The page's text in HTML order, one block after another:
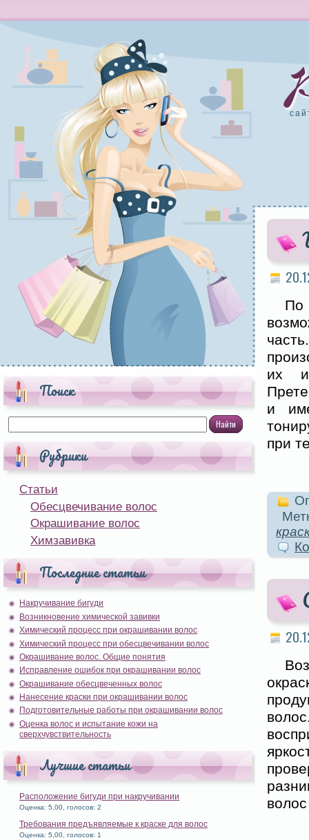
Поиск
Рубрики
Статьи
Обесцвечивание волос
Окрашивание волос
Химзавивка
Последние статьи
Накручивание бигуди
Возникновение химической завивки
Химический процесс при окрашивании волос
Химический процесс при обесцвечивании волос
Окрашивание волос. Общие понятия
Исправление ошибок при окрашивании волос
Окрашивание обесцвеченных волос
Нанесение краски при окрашивании волос
Подготовительные работы при окрашивании волос
Оценка волос и испытание кожи на
сверхчувствительность
Лучшие статьи
Расположение бигуди при накручивании
Оценка: 5,00, голосов: 2
Требования предъявляемые к краске для волос
Оценка: 5,00, голосов: 1
По
их
и
при